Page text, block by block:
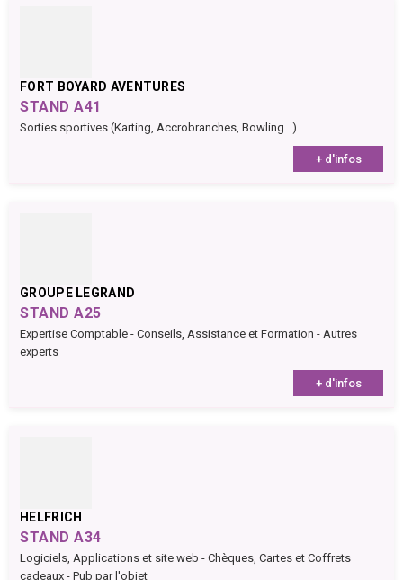
FORT BOYARD AVENTURES
STAND A41
Sorties sportives (Karting, Accrobranches, Bowling…)
+ d'infos
GROUPE LEGRAND
STAND A25
Expertise Comptable - Conseils, Assistance et Formation - Autres
experts
+ d'infos
HELFRICH
STAND A34
Logiciels, Applications et site web - Chèques, Cartes et Coffrets
cadeaux - Pub par l'objet